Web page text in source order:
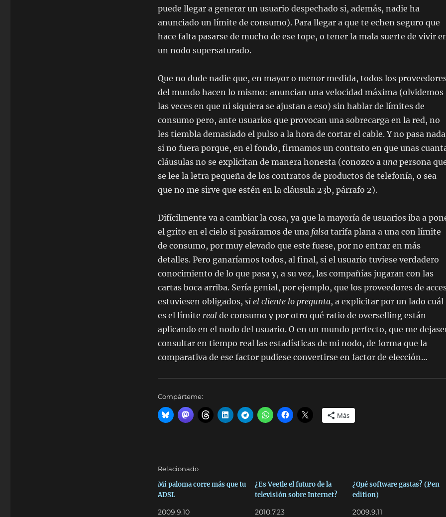
puede llegar a generar un usuario despechado si, además, nadie ha
anunciado un límite de consumo). Para llegar a que te echen seguro que
hace falta pasarse de mucho de ese tope, o tener la mala suerte de vivir
un nodo supersaturado.
Que no dude nadie que, en mayor o menor medida, todos los
del mundo hacen lo mismo: anuncian una velocidad máxima (olvidemos
las veces en que ni siquiera se ajustan a eso) sin hablar de límites de
consumo pero, ante usuarios que provocan una sobrecarga en la red, no
les tiembla demasiado el pulso a la hora de cortar el cable. Y no pasa
si no fuera porque, en el fondo, firmamos un contrato en que unas
cláusulas no se explicitan de manera honesta (conozco a unapersona
se lee la letra pequeña de los contratos de productos de telefonía, o sea
que no me sirve que estén en la cláusula 23b, párrafo 2).
Difícilmente va a cambiar la cosa, ya que la mayoría de usuarios iba a
el grito en el cielo si pasáramos de una falsatarifa plana a una con límite
de consumo, por muy elevado que este fuese, por no entrar en más
detalles. Pero ganaríamos todos, al final, si el usuario tuviese verdadero
conocimiento de lo que pasa y, a su vez, las compañías jugaran con las
cartas boca arriba. Sería genial, por ejemplo, que los proveedores de
estuviesen obligados, si el cliente lo pregunta, a explicitar por un lado cuál
es el límite realde consumo y por otro qué ratio de overselling están
aplicando en el nodo del usuario. O en un mundo perfecto, que me
consultar en tiempo real las estadísticas de mi nodo, de forma que la
comparativa de ese factor pudiese convertirse en factor de elección…
Compárteme:
Más
Relacionado
Mi paloma corre más que tu
ADSL
2009.9.10
¿Es Veetle el futuro de la
televisión sobre Internet?
2010.7.23
¿Qué software gastas? (Pen
edition)
2009.9.11